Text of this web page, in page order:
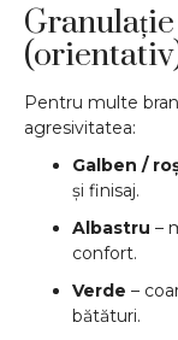
Pentru multe
agresivitatea:
Galben /
și finisaj.
Albastru –
confort.
Verde –
bătături.